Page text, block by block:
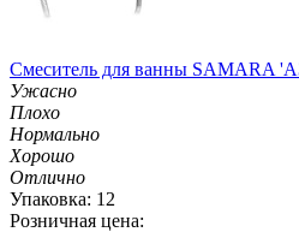
Смеситель для ванны SAMARA
Ужасно
Плохо
Нормально
Хорошо
Отлично
Упаковка: 12
Розничная цена: